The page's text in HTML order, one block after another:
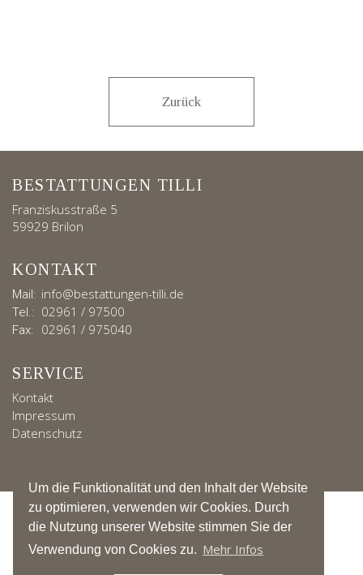
Um die Funktionalität und den Inhalt der Website
zu optimieren, verwenden wir Cookies. Durch
die Nutzung unserer Website stimmen Sie der
Verwendung von Cookies zu. Mehr Infos
Zurück
BESTATTUNGEN TILLI
Franziskusstraße 5
59929 Brilon
KONTAKT
Mail: info@bestattungen-tilli.de
Tel.: 02961 / 97500
Fax: 02961 / 975040
SERVICE
Kontakt
Impressum
Datenschutz